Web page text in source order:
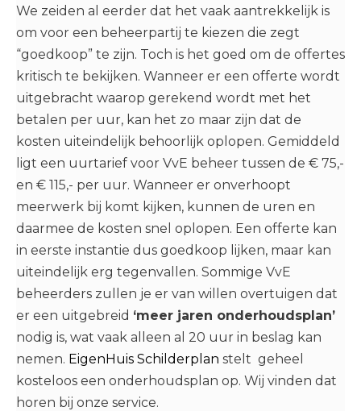
We zeiden al eerder dat het vaak aantrekkelijk is
om voor een beheerpartij te kiezen die zegt
“goedkoop” te zijn. Toch is het goed om de offertes
kritisch te bekijken. Wanneer er een offerte wordt
uitgebracht waarop gerekend wordt met het
betalen per uur, kan het zo maar zijn dat de
kosten uiteindelijk behoorlijk oplopen. Gemiddeld
ligt een uurtarief voor VvE beheer tussen de € 75,-
en € 115,- per uur. Wanneer er onverhoopt
meerwerk bij komt kijken, kunnen de uren en
daarmee de kosten snel oplopen. Een offerte kan
in eerste instantie dus goedkoop lijken, maar kan
uiteindelijk erg tegenvallen. Sommige VvE
beheerders zullen je er van willen overtuigen dat
er een uitgebreid ‘meer jaren onderhoudsplan’
nodig is, wat vaak alleen al 20 uur in beslag kan
nemen. EigenHuis Schilderplan stelt geheel
kosteloos een onderhoudsplan op. Wij vinden dat
horen bij onze service.